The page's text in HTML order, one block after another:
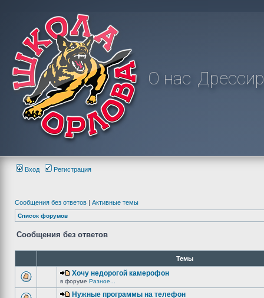
О нас
Вход Регистрация
Сообщения без ответов | Активные темы
Список форумов
Сообщения без ответов
Темы
Хочу недорогой камерофон
в форуме Разное...
Нужные программы на телефон